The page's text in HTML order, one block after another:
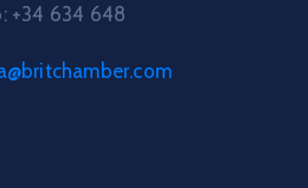
+34 634 648